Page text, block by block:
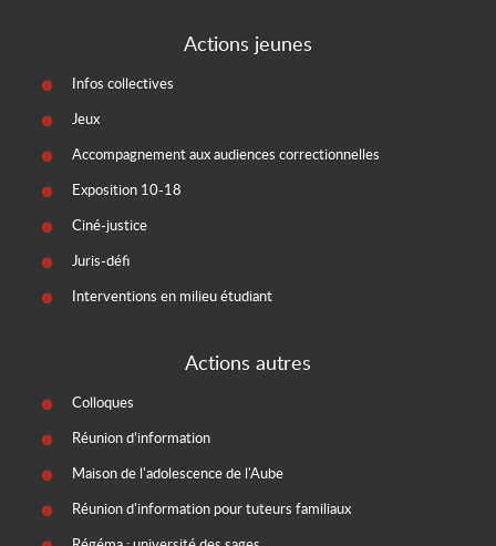
Actions jeunes
Infos collectives
Jeux
Accompagnement aux audiences correctionnelles
Exposition 10-18
Ciné-justice
Juris-défi
Interventions en milieu étudiant
Actions autres
Colloques
Réunion d’information
Maison de l'adolescence de l'Aube
Réunion d'information pour tuteurs familiaux